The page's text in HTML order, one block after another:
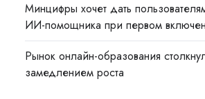
Минцифры хочет дать
ИИ-помощника при первом
Рынок онлайн-образования
замедлением роста